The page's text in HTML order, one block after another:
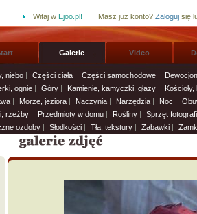
Witaj w Ejoo.pl! Masz już konto? Zalogujsię
Galerie
niebo Części ciała Części samochodowe
ognie
Góry Kamienie, kamyczki, głazy
Morze, jeziora Naczynia Narzędzia Noc
rzeźby
Przedmioty w domu Rośliny Sprzęt
ozdoby
Słodkości Tła, tekstury Zabawki
Video
imieninowe i wyślij solenizantom: Życzenia i